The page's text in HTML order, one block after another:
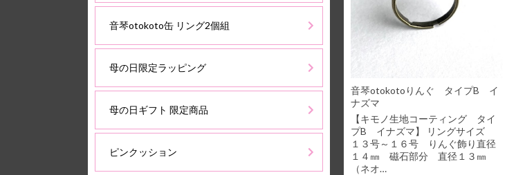
音琴otokotoりんぐ タイプB イ
ナズマ
【キモノ生地コーティング タイ
プB イナズマ】 リングサイズ
１３号～１６号 りんぐ飾り直径
１４㎜ 磁石部分 直径１３㎜
（ネオ…
音琴otokoto缶 リング2個組
母の日限定ラッピング
母の日ギフト 限定商品
ピンクッション